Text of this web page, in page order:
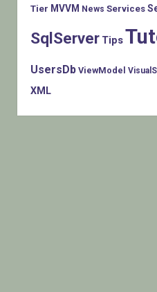
Tier MVVM News Services
SqlServer Tips
UsersDb ViewModel
XML